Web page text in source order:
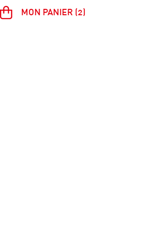
MON PANIER (2)